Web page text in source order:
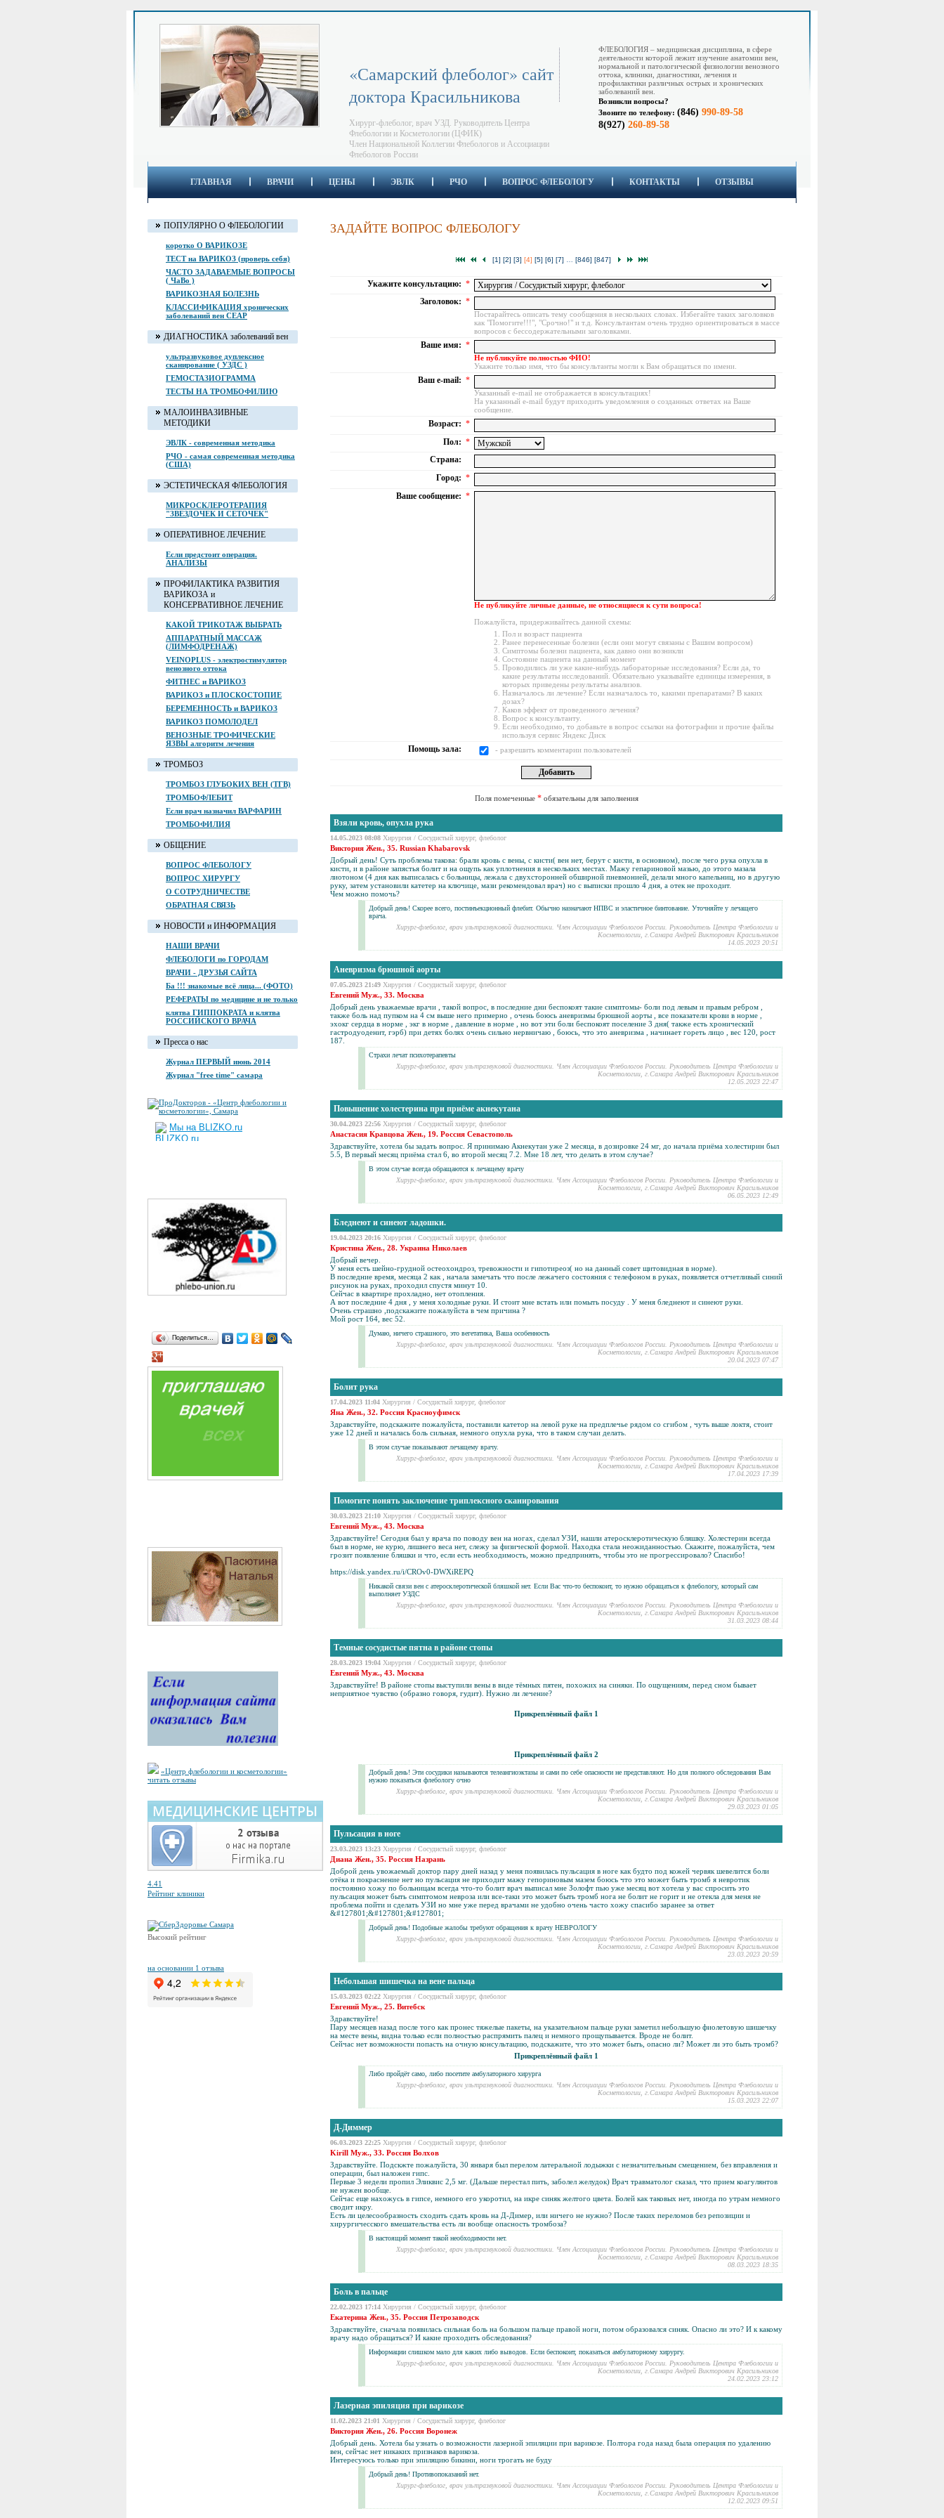
«Самарский флеболог» сайт
доктора Красильникова
Хирург-флеболог, врач УЗД. Руководитель Центра
Флебологии и Косметологии (ЦФИК)
Член Национальной Коллегии Флебологов и Ассоциации
Флебологов России
ФЛЕБОЛОГИЯ – медицинская дисциплина, в сфере
деятельности которой лежит изучение анатомии вен,
нормальной и патологической физиологии венозного
оттока, клиники, диагностики, лечения и
профилактики различных острых и хронических
заболеваний вен.
Возникли вопросы?
Звоните по телефону: (846) 990-89-58
8(927) 260-89-58
ГЛАВНАЯ ВРАЧИ ЦЕНЫ ЭВЛК РЧО ВОПРОС ФЛЕБОЛОГУ КОНТАКТЫ ОТЗЫВЫ
ЗАДАЙТЕ ВОПРОС ФЛЕБОЛОГУ
[1] [2] [3] [4] [5] [6] [7] …[846] [847]
Укажите консультацию: *
Заголовок: *
Постарайтесь описать тему сообщения в нескольких словах. Избегайте таких заголовков
как "Помогите!!!", "Срочно!" и т.д. Консультантам очень трудно ориентироваться в массе
вопросов с бессодержательными заголовками.
Ваше имя: *
Не публикуйте полностью ФИО!
Укажите только имя, что бы консультанты могли к Вам обращаться по имени.
Ваш e-mail: *
Указанный e-mail не отображается в консультациях!
На указанный e-mail будут приходить уведомления о созданных ответах на Ваше
сообщение.
Возраст: *
Пол: *
Страна:
Город: *
Ваше сообщение: *
Не публикуйте личные данные, не относящиеся к сути вопроса!
Пожалуйста, придерживайтесь данной схемы:
Пол и возраст пациента
Ранее перенесенные болезни (если они могут связаны с Вашим вопросом)
Симптомы болезни пациента, как давно они возникли
Состояние пациента на данный момент
Проводились ли уже какие-нибудь лабораторные исследования? Если да, то
какие результаты исследований. Обязательно указывайте единицы измерения, в
которых приведены результаты анализов.
Назначалось ли лечение? Если назначалось то, какими препаратами? В каких
дозах?
Каков эффект от проведенного лечения?
Вопрос к консультанту.
Если необходимо, то добавьте в вопрос ссылки на фотографии и прочие файлы
используя сервис Яндекс Диск
Помощь зала: - разрешить комментарии пользователей
Поля помеченные *обязательны для заполнения
Взяли кровь, опухла рука
14.05.2023 08:08 Хирургия / Сосудистый хирург, флеболог
Виктория Жен., 35. Russian Khabarovsk
Добрый день! Суть проблемы такова: брали кровь с вены, с кисти( вен нет, берут с кисти, в основном), после чего рука опухла в
кисти, и в районе запястья болит и на ощупь как уплотнения в нескольких местах. Мажу гепариновой мазью, до этого мазала
лиотоном (4 дня как выписалась с больницы, лежала с двухсторонней обширной пневмонией , делали много капельниц, но в другую
руку, затем установили катетер на ключице, мази рекомендовал врач) но с выписки прошло 4 дня, а отек не проходит.
Чем можно помочь?
Добрый день! Скорее всего, постинъекционный флебит. Обычно назначают НПВС и эластичное бинтование. Уточняйте у лечащего
врача.
Хирург-флеболог, врач ультразвуковой диагностики. Член Ассоциации Флебологов России. Руководитель Центра Флебологии и
Косметологии, г.Самара Андрей Викторович Красильников
14.05.2023 20:51
Аневризма брюшной аорты
07.05.2023 21:49 Хирургия / Сосудистый хирург, флеболог
Евгений Муж., 33. Москва
Добрый день уважаемые врачи , такой вопрос, в последние дни беспокоят такие симптомы- боли под левым и правым ребром ,
также боль над пупком на 4 см выше него примерно , очень боюсь аневризмы брюшной аорты , все показатели крови в норме ,
эхокг сердца в норме , экг в норме , давление в норме , но вот эти боли беспокоят поселение 3 дня( также есть хронический
гастродуоденит, гэрб) при детях болях очень сильно нервничаю , боюсь, что это аневризма , начинает гореть лицо , вес 120, рост
187.
Страхи лечат психотерапевты
Хирург-флеболог, врач ультразвуковой диагностики. Член Ассоциации Флебологов России. Руководитель Центра Флебологии и
Косметологии, г.Самара Андрей Викторович Красильников
12.05.2023 22:47
Повышение холестерина при приёме акнекутана
30.04.2023 22:56 Хирургия / Сосудистый хирург, флеболог
Анастасия Кравцова Жен., 19. Россия Севастополь
Здравствуйте, хотела бы задать вопрос. Я принимаю Акнекутан уже 2 месяца, в дозировке 24 мг, до начала приёма холестирин был
5.5, В первый месяц приёма стал 6, во второй месяц 7.2. Мне 18 лет, что делать в этом случае?
В этом случае всегда обращаются к лечащему врачу
Хирург-флеболог, врач ультразвуковой диагностики. Член Ассоциации Флебологов России. Руководитель Центра Флебологии и
Косметологии, г.Самара Андрей Викторович Красильников
06.05.2023 12:49
Бледнеют и синеют ладошки.
19.04.2023 20:16 Хирургия / Сосудистый хирург, флеболог
Кристина Жен., 28. Украина Николаев
Добрый вечер.
У меня есть шейно-грудной остеохондроз , тревожности и гипотиреоз( но на данный совет щитовидная в норме).
В последние время, месяца 2 как , начала замечать что после лежачего состояния с телефоном в руках, появляется отчетливый синий
рисунок на руках, проходил спустя минут 10.
Сейчас в квартире прохладно, нет отопления.
А вот последние 4 дня , у меня холодные руки. И стоит мне встать или помыть посуду . У меня бледнеют и синеют руки.
Очень страшно ,подскажите пожалуйста в чем причина ?
Мой рост 164, вес 52.
Думаю, ничего страшного, это вегетатика, Ваша особенность
Хирург-флеболог, врач ультразвуковой диагностики. Член Ассоциации Флебологов России. Руководитель Центра Флебологии и
Косметологии, г.Самара Андрей Викторович Красильников
20.04.2023 07:47
Болит рука
17.04.2023 11:04 Хирургия / Сосудистый хирург, флеболог
Яна Жен., 32. Россия Красноуфимск
Здравствуйте, подскажите пожалуйста, поставили катетор на левой руке на предплечье рядом со сгибом , чуть выше локтя, стоит
уже 12 дней и началась боль сильная, немного опухла рука, что в таком случаи делать.
В этом случае показывают лечащему врачу.
Хирург-флеболог, врач ультразвуковой диагностики. Член Ассоциации Флебологов России. Руководитель Центра Флебологии и
Косметологии, г.Самара Андрей Викторович Красильников
17.04.2023 17:39
Помогите понять заключение триплексного сканирования
30.03.2023 21:10 Хирургия / Сосудистый хирург, флеболог
Евгений Муж., 43. Москва
Здравствуйте! Сегодня был у врача по поводу вен на ногах, сделал УЗИ, нашли атеросклеротическую бляшку. Холестерин всегда
был в норме, не курю, лишнего веса нет, слежу за физической формой. Находка стала неожиданностью. Скажите, пожалуйста, чем
грозит появление бляшки и что, если есть необходимость, можно предпринять, чтобы это не прогрессировало? Спасибо!
https://disk.yandex.ru/i/CROv0-DWXiREPQ
Никакой связи вен с атеросклеротической бляшкой нет. Если Вас что-то беспокоит, то нужно обращаться к флебологу, который сам
выполняет УЗДС
Хирург-флеболог, врач ультразвуковой диагностики. Член Ассоциации Флебологов России. Руководитель Центра Флебологии и
Косметологии, г.Самара Андрей Викторович Красильников
31.03.2023 08:44
Темные сосудистые пятна в районе стопы
28.03.2023 19:04 Хирургия / Сосудистый хирург, флеболог
Евгений Муж., 43. Москва
Здравствуйте! В районе стопы выступили вены в виде тёмных пятен, похожих на синяки . По ощущениям, перед сном бывает
неприятное чувство (образно говоря, гудит). Нужно ли лечение?
Прикреплённый файл 1
Прикреплённый файл 2
Добрый день! Эти сосудики называются телеангиоэктазы и сами по себе опасности не представляют. Но для полного обследования Вам
нужно показаться флебологу очно
Хирург-флеболог, врач ультразвуковой диагностики. Член Ассоциации Флебологов России. Руководитель Центра Флебологии и
Косметологии, г.Самара Андрей Викторович Красильников
29.03.2023 01:05
Пульсация в ноге
23.03.2023 13:23 Хирургия / Сосудистый хирург, флеболог
Диана Жен., 35. Россия Назрань
Доброй день увожаемый доктор пару дней назад у меня появилась пульсация в ноге как будто под кожей червяк шевелится боли
отёка и покраснение нет но пульсация не приходит мажу гепориновым мазем боюсь что это может быть тромб я невротик
постоянно хожу по больницам всегда что-то болит врач выписал мне Золофт пью уже месяц вот хотела у вас спросить это
пульсация может быть симптомом невроза или все-таки это может быть тромб нога не болит не горит и не отекла для меня не
проблема пойти и сделать УЗИ но мне уже перед врачами не удобно очень часто хожу спасибо заранее за ответ
&#127801;&#127801;&#127801;
Добрый день! Подобные жалобы требуют обращения к врачу НЕВРОЛОГУ
Хирург-флеболог, врач ультразвуковой диагностики. Член Ассоциации Флебологов России. Руководитель Центра Флебологии и
Косметологии, г.Самара Андрей Викторович Красильников
23.03.2023 20:59
Небольшая шишечка на вене пальца
15.03.2023 02:22 Хирургия / Сосудистый хирург, флеболог
Евгений Муж., 25. Витебск
Здравствуйте!
Пару месяцев назад после того как пронес тяжелые пакеты, на указательном пальце руки заметил небольшую фиолетовую шишечку
на месте вены, видна только если полностью распрямить палец и немного прощупывается. Вроде не болит.
Сейчас нет возможности попасть на очную консультацию, подскажите, что это может быть, опасно ли? Может ли это быть тромб?
Прикреплённый файл 1
Либо пройдёт само, либо посетите амбулаторного хирурга
Хирург-флеболог, врач ультразвуковой диагностики. Член Ассоциации Флебологов России. Руководитель Центра Флебологии и
Косметологии, г.Самара Андрей Викторович Красильников
15.03.2023 22:07
Д-Диммер
06.03.2023 22:25 Хирургия / Сосудистый хирург, флеболог
Kirill Муж., 33. Россия Волхов
Здравствуйте. Подскжте пожалуйста, 30 января был перелом латеральной лодыжки с незначительным смещением, без вправления и
операции, был наложен гипс.
Первые 3 недели пропил Эликвис 2,5 мг. (Дальше перестал пить, заболел желудок) Врач травматолог сказал, что прием коагулянтов
не нужен вообще.
Сейчас еще нахожусь в гипсе, немного его укоротил, на икре синяк желтого цвета. Болей как таковых нет, иногда по утрам немного
сводит икру.
Есть ли целесообразность сходить сдать кровь на Д-Димер, или ничего не нужно? После таких переломов без репозиции и
хирургичесского вмешательства есть ли вообще опасность тромбоза?
В настоящий момент такой необходимости нет.
Хирург-флеболог, врач ультразвуковой диагностики. Член Ассоциации Флебологов России. Руководитель Центра Флебологии и
Косметологии, г.Самара Андрей Викторович Красильников
08.03.2023 18:35
Боль в пальце
22.02.2023 17:14 Хирургия / Сосудистый хирург, флеболог
Екатерина Жен., 35. Россия Петрозаводск
Здравствуйте, сначала появилась сильная боль на большом пальце правой ноги, потом образовался синяк . Опасно ли это? И к какому
врачу надо обращаться? И какие проходить обследования?
Информации слишком мало для каких либо выводов. Если беспокоит, показаться амбулаторному хирургу.
Хирург-флеболог, врач ультразвуковой диагностики. Член Ассоциации Флебологов России. Руководитель Центра Флебологии и
Косметологии, г.Самара Андрей Викторович Красильников
24.02.2023 23:12
Лазерная эпиляция при варикозе
11.02.2023 21:01 Хирургия / Сосудистый хирург, флеболог
Виктория Жен., 26. Россия Воронеж
Добрый день. Хотела бы узнать о возможности лазерной эпиляции при варикозе . Полтора года назад была операция по удалению
вен, сейчас нет никаких признаков варикоза
Интересуюсь только при эпиляцию бикини, ноги трогать не буду
Добрый день! Противопоказаний нет.
Хирург-флеболог, врач ультразвуковой диагностики. Член Ассоциации Флебологов России. Руководитель Центра Флебологии и
Косметологии, г.Самара Андрей Викторович Красильников
12.02.2023 09:51
ПОПУЛЯРНО О ФЛЕБОЛОГИИ
коротко О ВАРИКОЗЕ
ТЕСТ на ВАРИКОЗ (проверь себя)
ЧАСТО ЗАДАВАЕМЫЕ ВОПРОСЫ
( ЧаВо )
ВАРИКОЗНАЯ БОЛЕЗНЬ
КЛАССИФИКАЦИЯ хронических
заболеваний вен CEAP
ДИАГНОСТИКА заболеваний вен
ультразвуковое дуплексное
сканирование ( УЗДС )
ГЕМОСТАЗИОГРАММА
ТЕСТЫ НА ТРОМБОФИЛИЮ
МАЛОИНВАЗИВНЫЕ
МЕТОДИКИ
ЭВЛК - современная методика
РЧО - самая современная методика
(США)
ЭСТЕТИЧЕСКАЯ ФЛЕБОЛОГИЯ
МИКРОСКЛЕРОТЕРАПИЯ
"ЗВЕЗДОЧЕК И СЕТОЧЕК"
ОПЕРАТИВНОЕ ЛЕЧЕНИЕ
Если предстоит операция.
АНАЛИЗЫ
ПРОФИЛАКТИКА РАЗВИТИЯ
ВАРИКОЗА и
КОНСЕРВАТИВНОЕ ЛЕЧЕНИЕ
КАКОЙ ТРИКОТАЖ ВЫБРАТЬ
АППАРАТНЫЙ МАССАЖ
(ЛИМФОДРЕНАЖ)
VEINOPLUS - электростимулятор
венозного оттока
ФИТНЕС и ВАРИКОЗ
ВАРИКОЗ и ПЛОСКОСТОПИЕ
БЕРЕМЕННОСТЬ и ВАРИКОЗ
ВАРИКОЗ ПОМОЛОДЕЛ
ВЕНОЗНЫЕ ТРОФИЧЕСКИЕ
ЯЗВЫ алгоритм лечения
ТРОМБОЗ
ТРОМБОЗ ГЛУБОКИХ ВЕН (ТГВ)
ТРОМБОФЛЕБИТ
Если врач назначил ВАРФАРИН
ТРОМБОФИЛИЯ
ОБЩЕНИЕ
ВОПРОС ФЛЕБОЛОГУ
ВОПРОС ХИРУРГУ
О СОТРУДНИЧЕСТВЕ
ОБРАТНАЯ СВЯЗЬ
НОВОСТИ и ИНФОРМАЦИЯ
НАШИ ВРАЧИ
ФЛЕБОЛОГИ по ГОРОДАМ
ВРАЧИ - ДРУЗЬЯ САЙТА
Ба !!! знакомые всё лица... (ФОТО)
РЕФЕРАТЫ по медицине и не только
клятва ГИППОКРАТА и клятва
РОССИЙСКОГО ВРАЧА
Пресса о нас
Журнал ПЕРВЫЙ июнь 2014
Журнал "free time" самара
Мы на BLIZKO.ru
Поделиться…
«Центр флебологии и косметологии»
читать отзывы
4.41
Рейтинг клиники
Высокий рейтинг
на основании 1 отзыва